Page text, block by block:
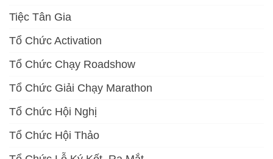
Tiệc Tân Gia
Tổ Chức Activation
Tổ Chức Chạy Roadshow
Tổ Chức Giải Chạy Marathon
Tổ Chức Hội Nghị
Tổ Chức Hội Thảo